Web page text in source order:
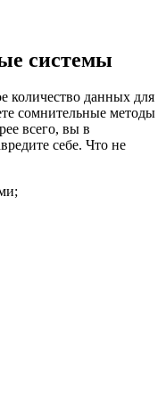
системы
количество данных для
сомнительные методы
всего, вы в
себе. Что не